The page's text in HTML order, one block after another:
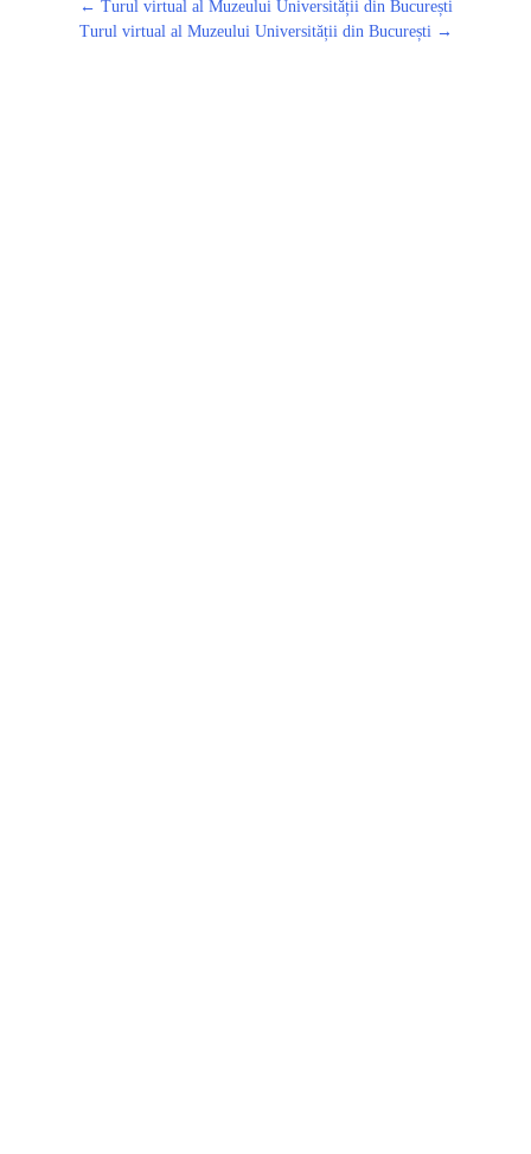
navigation
← Turul virtual al Muzeului Universității din București
Turul virtual al Muzeului Universității din București →